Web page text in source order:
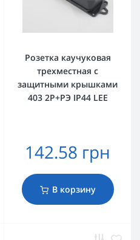
Розетка каучуковая
трехместная с
защитными крышками
403 2Р+РЭ IP44 LEE
142.58 грн
В корзину